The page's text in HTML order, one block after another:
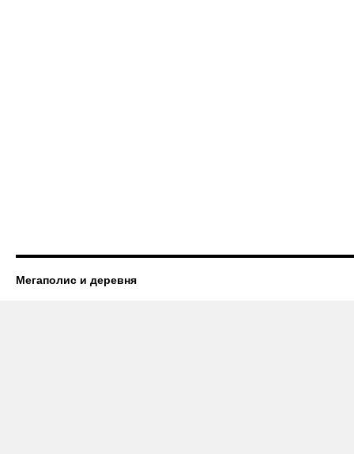
Мегаполис и деревня